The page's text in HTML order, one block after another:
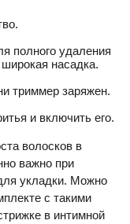
полного удаления
насадка.
триммер заряжен.
и включить его.
волосков в
важно при
укладки. Можно
с такими
в интимной